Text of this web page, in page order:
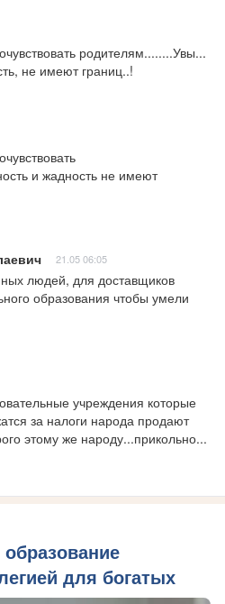
родителям........Увы...
не имеют границ..!
и жадность не имеют
21.05 06:05
людей, для доставщиков
образования чтобы умели
учреждения которые
за налоги народа продают
этому же народу...прикольно...
для богатых